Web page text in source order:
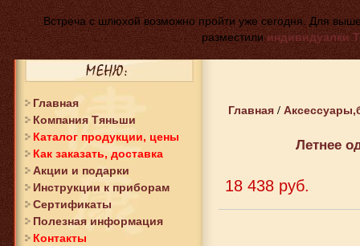
Встреча с шлюхой возможно пройти уже сегодня. Для
разместили индивидуалки
Главная
Компания Тяньши
Каталог продукции, цены
Как заказать, доставка
Акции и подарки
Инструкции к приборам
Сертификаты
Полезная информация
Контакты
Главная /
Летнее
18 438 руб.